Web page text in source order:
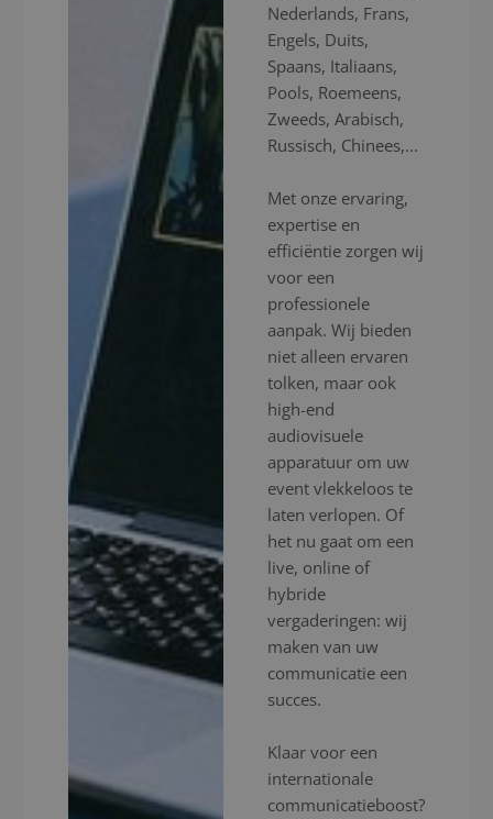
Nederlands, Frans,
Engels, Duits,
Spaans, Italiaans,
Pools, Roemeens,
Zweeds, Arabisch,
Russisch, Chinees,...
Met onze ervaring,
expertise en
efficiëntie zorgen wij
voor een
professionele
aanpak. Wij bieden
niet alleen ervaren
tolken, maar ook
high-end
audiovisuele
apparatuur om uw
event vlekkeloos te
laten verlopen. Of
het nu gaat om een
live, online of
hybride
vergaderingen: wij
maken van uw
communicatie een
succes.
Klaar voor een
internationale
communicatieboost?